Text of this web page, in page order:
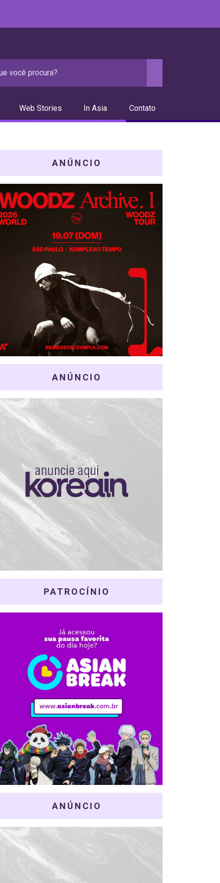
Web Stories In Asia Contato
ANÚNCIO
ANÚNCIO
PATROCÍNIO
ANÚNCIO